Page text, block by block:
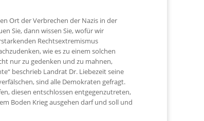
Ort der Verbrechen der Nazis in der
Sie, dann wissen Sie, wofür wir
Rechtsextremismus
wie es zu einem solchen
nur zu gedenken und zu mahnen,
beschrieb Landrat Dr. Liebezeit seine
sind alle Demokraten gefragt.
diesen entschlossen entgegenzutreten,
Boden Krieg ausgehen darf und soll und